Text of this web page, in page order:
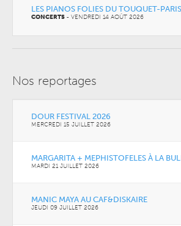
LES PIANOS FOLIES DU TOUQUET-
CONCERTS - VENDREDI 14 AOÛT 2026
Nos reportages
DOUR FESTIVAL 2026
MERCREDI 15 JUILLET 2026
MARGARITA + MEPHISTOFELES À LA
MARDI 21 JUILLET 2026
MANIC MAYA AU CAF&DISKAIRE
JEUDI 09 JUILLET 2026